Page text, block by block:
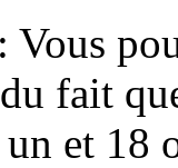
Vous
fait
et 18